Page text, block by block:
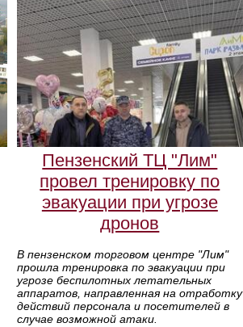
Пензенский ТЦ "Лим"
провел тренировку по
эвакуации при угрозе
дронов
В пензенском торговом центре "Лим"
прошла тренировка по эвакуации при
угрозе беспилотных летательных
аппаратов, направленная на отработку
действий персонала и посетителей в
случае возможной атаки.